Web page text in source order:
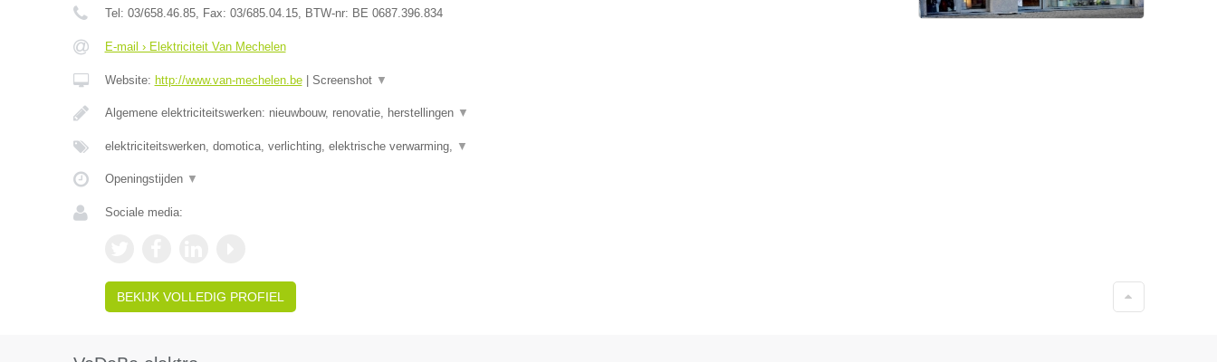
Tel: 03/658.46.85, Fax: 03/685.04.15, BTW-nr: BE 0687.396.834
E-mail › Elektriciteit Van Mechelen
Website: http://www.van-mechelen.be| Screenshot ▼
Algemene elektriciteitswerken: nieuwbouw, renovatie, herstellingen ▼
elektriciteitswerken, domotica, verlichting, elektrische verwarming, ▼
Openingstijden ▼
Sociale media:
BEKIJK VOLLEDIG PROFIEL